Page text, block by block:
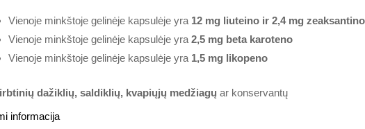
Vienoje minkštoje gelinėje kapsulėje yra 12 mg liuteino ir 2,4 mg zeaksantino
Vienoje minkštoje gelinėje kapsulėje yra2,5 mg beta karoteno
Vienoje minkštoje gelinėje kapsulėje yra 1,5 mg likopeno
dažiklių, saldiklių, kvapiųjų medžiagų ar konservantų
informacija